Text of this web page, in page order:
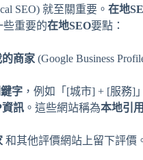
SEO) 就至關重要。 在地
些重要的在地SEO要點：
的商家 (Google Business
鍵字 ，例如「[城市] + [服務]
訊 。這些網站稱為本地引用
和其他評價網站上留下評價